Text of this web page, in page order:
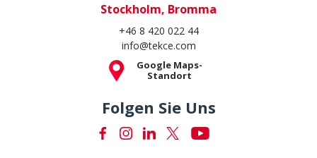
Stockholm, Bromma
+46 8 420 022 44
info@tekce.com
Google Maps-
Standort
Folgen Sie Uns